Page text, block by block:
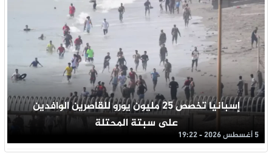
إسبانيا تخصص 25 مليون يورو للقاصرين الوافدين
على سبتة المحتلة
5 أغسطس 2026 - 19:22